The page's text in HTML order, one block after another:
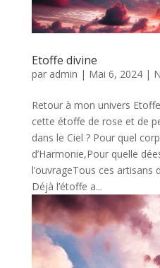
Etoffe divine
par admin | Mai 6, 2024|
Retour à mon univers
cette étoffe de rose et de
dans le Ciel ? Pour quel
d’Harmonie,Pour quelle
l’ouvrageTous ces artisans
Déjà l’étoffe a...